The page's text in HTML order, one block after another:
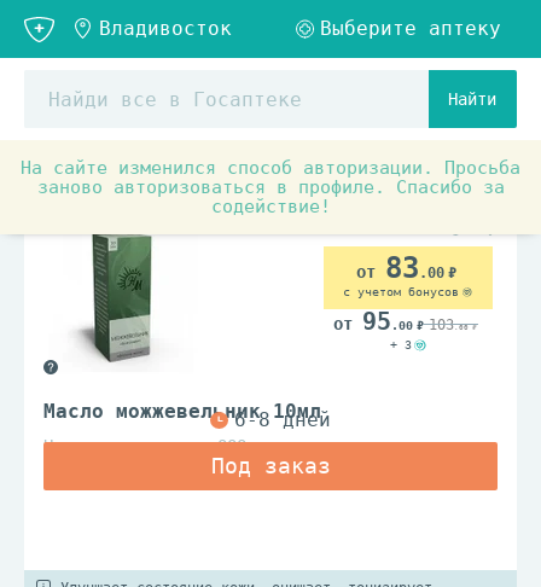
Найти
На сайте изменился способ авторизации. Просьба
заново авторизоваться в профиле. Спасибо за
содействие!
Товары для красоты и здоровья Мир Ароматов
Масло можжевельник 10мл
Натуральные масла ООО
83 .00
с учетом бонусов
95 .00 103.00
+ 3